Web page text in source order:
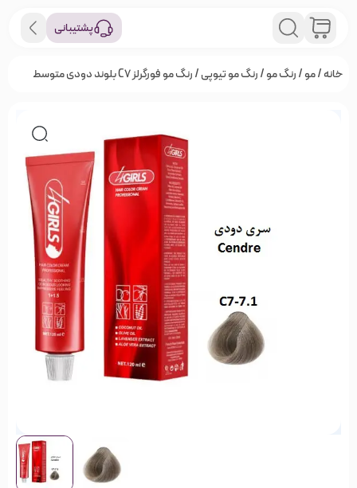
پشتیبانی
خانه/مو/رنگ مو/رنگ مو تیوپی/ رنگ مو فورگرلز C7 بلوند دودی متوسط